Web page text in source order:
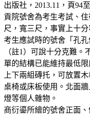
出版社，2013.11，頁94至
貢院號舍為考生考試、
尺，寬三尺，事實上十
考生應試時的號舍「孔
（註1）可說十分克難
單的結構已能維持最低
上下兩組磚托，可放置
桌椅或床板使用。北面
燈等個人雜物。
商衍鎏所繪的號舍正面